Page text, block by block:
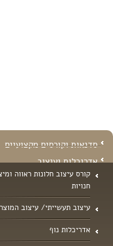
סדנאות וקורסים מקצועיים
אדריכלות ועיצוב
קורס עיצוב חלונות ראווה
חנויות
עיצוב תעשייתי/ עיצוב המוצר
אדריכלות נוף